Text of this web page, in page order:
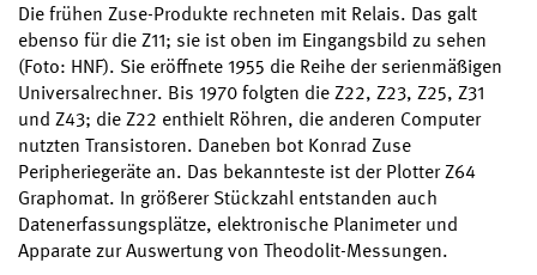
Die frühen Zuse-Produkte rechneten mit Relais. Das galt
ebenso für die Z11; sie ist oben im Eingangsbild zu sehen
(Foto: HNF). Sie eröffnete 1955 die Reihe der serienmäßigen
Universalrechner. Bis 1970 folgten die Z22, Z23, Z25, Z31
und Z43; die Z22 enthielt Röhren, die anderen Computer
nutzten Transistoren. Daneben bot Konrad Zuse
Peripheriegeräte an. Das bekannteste ist der Plotter Z64
Graphomat. In größerer Stückzahl entstanden auch
Datenerfassungsplätze, elektronische Planimeter und
Apparate zur Auswertung von Theodolit-Messungen.